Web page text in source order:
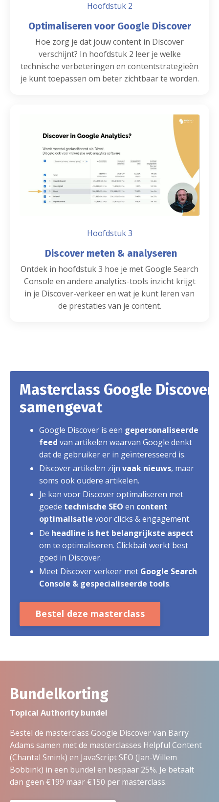
Hoofdstuk 2
Optimaliseren voor Google Discover
Hoe zorg je dat jouw content in Discover
verschijnt? In hoofdstuk 2 leer je welke
technische verbeteringen en contentstrategieën
je kunt toepassen om beter zichtbaar te worden.
Hoofdstuk 3
Discover meten & analyseren
Ontdek in hoofdstuk 3 hoe je met Google Search
Console en andere analytics-tools inzicht krijgt
in je Discover-verkeer en wat je kunt leren van
de prestaties van je content.
Masterclass Google Discover
samengevat
Google Discover is een gepersonaliseerde
feed van artikelen waarvan Google denkt
dat de gebruiker er in geïnteresseerd is.
Discover artikelen zijn vaak nieuws, maar
soms ook oudere artikelen.
Je kan voor Discover optimaliseren met
goede technische SEO en content
optimalisatie voor clicks & engagement.
De headline is het belangrijkste aspect
om te optimaliseren. Clickbait werkt best
goed in Discover.
Meet Discover verkeer met Google Search
Console & gespecialiseerde tools.
Bestel deze masterclass
Bundelkorting
Topical Authority bundel
Bestel de masterclass Google Discover van Barry
Adams samen met de masterclasses Helpful Content
(Chantal Smink) en JavaScript SEO (Jan-Willem
Bobbink) in een bundel en bespaar 25%. Je betaalt
dan geen €199 maar €150 per masterclass.